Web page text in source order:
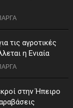
τις αγροτικές
η Ενιαία
στην Ήπειρο